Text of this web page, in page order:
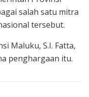
salah satu mitra
tersebut.
Maluku, S.I. Fatta,
penghargaan itu.